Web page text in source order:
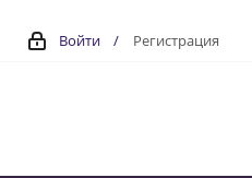
Войти / Регистрация